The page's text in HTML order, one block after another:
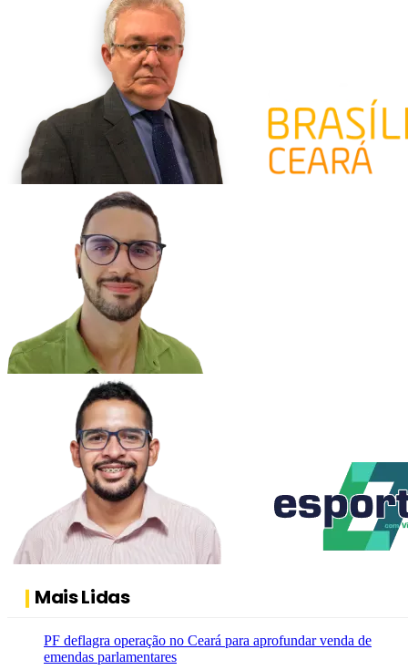
Mais Lidas
PF deflagra operação no Ceará para aprofundar venda de
emendas parlamentares